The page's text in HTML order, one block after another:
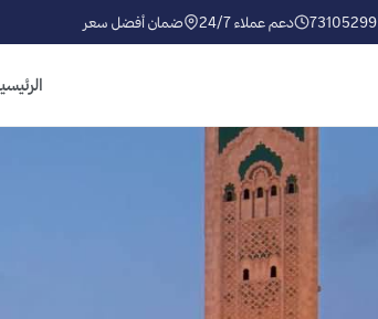
دعم عملاء 24/7 ضمان أفضل سعر